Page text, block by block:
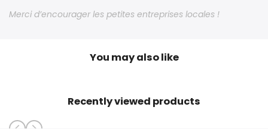
Merci d’encourager les petites entreprises locales !
You may also like
Recently viewed products